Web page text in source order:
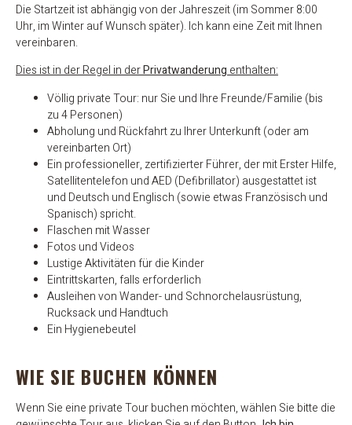
Die Startzeit ist abhängig von der Jahreszeit (im Sommer 8:00
Uhr, im Winter auf Wunsch später). Ich kann eine Zeit mit Ihnen
vereinbaren.
Dies ist in der Regel in derPrivatwanderung enthalten:
Völlig private Tour: nur Sie und Ihre Freunde/Familie (bis
zu 4 Personen)
Abholung und Rückfahrt zu Ihrer Unterkunft (oder am
vereinbarten Ort)
Ein professioneller, zertifizierter Führer, der mit Erster Hilfe,
Satellitentelefon und AED (Defibrillator) ausgestattet ist
und Deutsch und Englisch (sowie etwas Französisch und
Spanisch) spricht.
Flaschen mit Wasser
Fotos und Videos
Lustige Aktivitäten für die Kinder
Eintrittskarten, falls erforderlich
Ausleihen von Wander- und Schnorchelausrüstung,
Rucksack und Handtuch
Ein Hygienebeutel
WIE SIE BUCHEN KÖNNEN
Wenn Sie eine private Tour buchen möchten, wählen Sie bitte die